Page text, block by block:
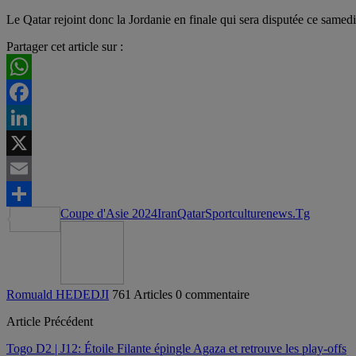
Le Qatar rejoint donc la Jordanie en finale qui sera disputée ce
Partager cet article sur :
WhatsApp
Facebook
LinkedIn
X
Email
Partager
Coupe d'Asie 2024IranQatarSportculturenews.Tg
Romuald HEDEDJI 761 Articles 0 commentaire
Article Précédent
Togo D2 | J12: Étoile Filante épingle Agaza et retrouve les play-offs